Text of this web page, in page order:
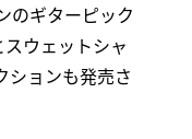
のギターピック
ウェットシャ
ションも発売さ